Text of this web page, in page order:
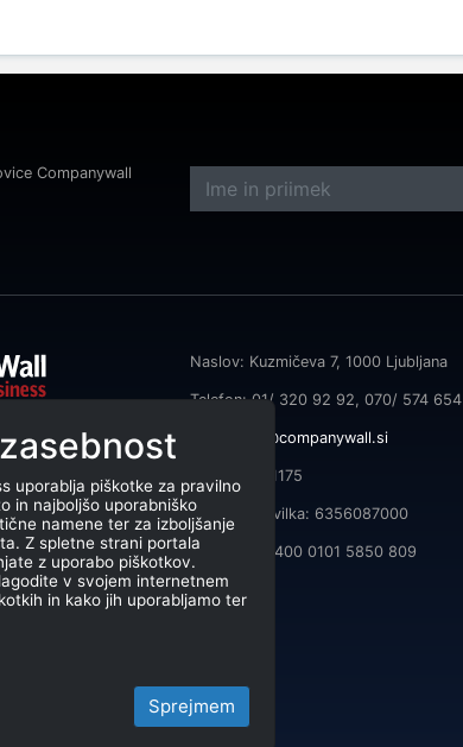
Companywall
izboljšati
in povezovanjem
© 2026
Naslov: Kuzmičeva 7, 1000 Ljubljana
Telefon: 01/ 320 92 92, 070/ 574 654
info@companywall.si
DŠ: SI55591175
Matična številka: 6356087000
TRR: SI56 3400 0101 5850 809
uporablja piškotke za pravilno
in najboljšo uporabniško
namene ter za izboljšanje
Z spletne strani portala
z uporabo piškotkov.
v svojem internetnem
in kako jih uporabljamo ter
Sprejmem